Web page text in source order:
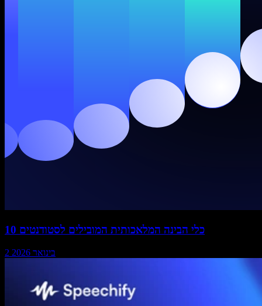
10 כלי הבינה המלאכותית המובילים לסטודנטים
2 בינואר 2026